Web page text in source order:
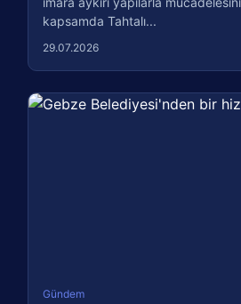
kapsamda Tahtalı...
29.07.2026
Gündem